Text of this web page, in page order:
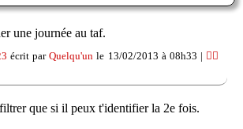
une journée au taf.
écrit parQuelqu'un le 13/02/2013 à 08h33 | 👍🏽
que si il peux t'identifier la 2e fois.